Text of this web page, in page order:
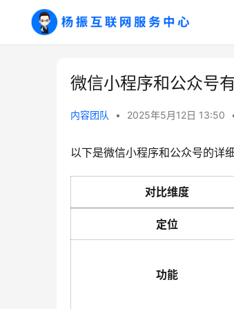
微信小程序和公众号
内容团队 • 2025年5月12日 13:50
以下是微信小程序和公众号的详
对比维度
定位
功能